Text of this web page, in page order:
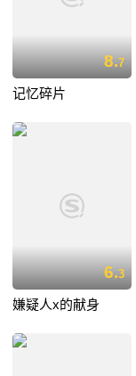
8.7
记忆碎片
6.3
嫌疑人x的献身